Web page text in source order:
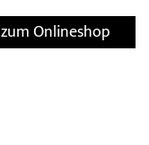
zum Onlineshop